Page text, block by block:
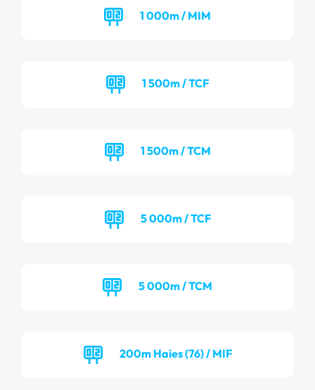
1 000m / MIM
1 500m / TCF
1 500m / TCM
5 000m / TCF
5 000m / TCM
200m Haies (76) / MIF